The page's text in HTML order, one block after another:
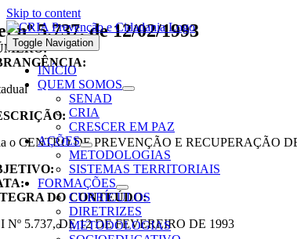
Skip to content
Toggle Navigation
INÍCIO
QUEM SOMOS
SENAD
CRIA
CRESCER EM PAZ
AÇÕES
METODOLOGIAS
SISTEMAS TERRITORIAIS
FORMAÇÕES
CURRÍCULOS
DIRETRIZES
METODOLOGIAS
nº 5.737, de 12/02/1993
o CENTRO DE PREVENÇÃO E RECUPERAÇÃO
DO CONTEÚDO:
Nº 5.737, DE 12 DE FEVEREIRO DE 1993